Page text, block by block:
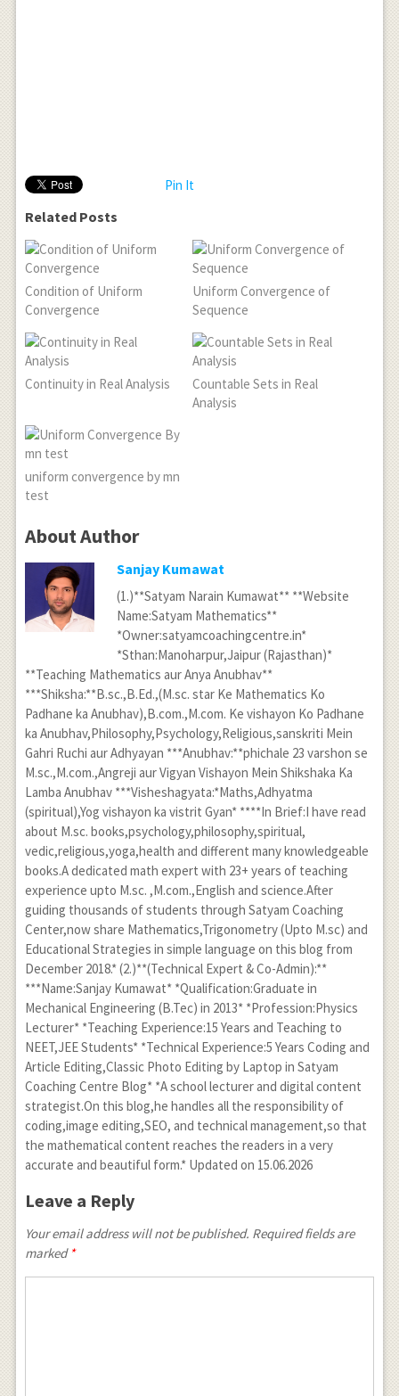
Pin It
Related Posts
Condition of Uniform
Convergence
Uniform Convergence of
Sequence
Continuity in Real Analysis
Countable Sets in Real
Analysis
uniform convergence by mn
test
About Author
Sanjay Kumawat
(1.)**Satyam Narain Kumawat** **Website
Name:Satyam Mathematics**
*Owner:satyamcoachingcentre.in*
*Sthan:Manoharpur,Jaipur (Rajasthan)*
**Teaching Mathematics aur Anya Anubhav**
***Shiksha:**B.sc.,B.Ed.,(M.sc. star Ke Mathematics Ko
Padhane ka Anubhav),B.com.,M.com. Ke vishayon Ko Padhane
ka Anubhav,Philosophy,Psychology,Religious,sanskriti Mein
Gahri Ruchi aur Adhyayan ***Anubhav:**phichale 23 varshon se
M.sc.,M.com.,Angreji aur Vigyan Vishayon Mein Shikshaka Ka
Lamba Anubhav ***Visheshagyata:*Maths,Adhyatma
(spiritual),Yog vishayon ka vistrit Gyan* ****In Brief:I have read
about M.sc. books,psychology,philosophy,spiritual,
vedic,religious,yoga,health and different many knowledgeable
books.A dedicated math expert with 23+ years of teaching
experience upto M.sc. ,M.com.,English and science.After
guiding thousands of students through Satyam Coaching
Center,now share Mathematics,Trigonometry (Upto M.sc) and
Educational Strategies in simple language on this blog from
December 2018.* (2.)**(Technical Expert & Co-Admin):**
***Name:Sanjay Kumawat* *Qualification:Graduate in
Mechanical Engineering (B.Tec) in 2013* *Profession:Physics
Lecturer* *Teaching Experience:15 Years and Teaching to
NEET,JEE Students* *Technical Experience:5 Years Coding and
Article Editing,Classic Photo Editing by Laptop in Satyam
Coaching Centre Blog* *A school lecturer and digital content
strategist.On this blog,he handles all the responsibility of
coding,image editing,SEO, and technical management,so that
the mathematical content reaches the readers in a very
accurate and beautiful form.* Updated on 15.06.2026
Leave a Reply
Your email address will not be published. Required fields are
marked *